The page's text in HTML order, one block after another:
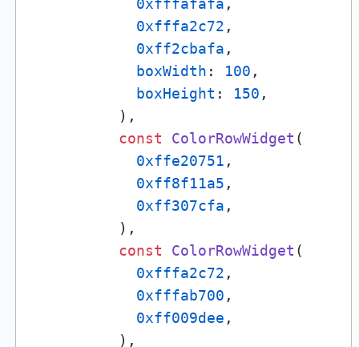
0xfffafafa ,
0xfffa2c72 ,
0xff2cbafa ,
boxWidth : 100 ,
boxHeight : 150 ,
          ),
const
ColorRowWidget (
0xffe20751 ,
0xff8f11a5 ,
0xff307cfa ,
          ),
const
ColorRowWidget (
0xfffa2c72 ,
0xfffab700 ,
0xff009dee ,
          ),